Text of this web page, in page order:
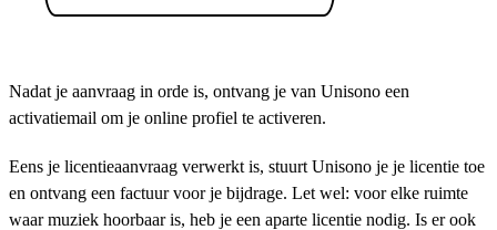
Nadat je aanvraag in orde is, ontvang je van Unisono een
activatiemail om je online profiel te activeren.
Eens je licentieaanvraag verwerkt is, stuurt Unisono je je licentie toe
en ontvang een factuur voor je bijdrage. Let wel: voor elke ruimte
waar muziek hoorbaar is, heb je een aparte licentie nodig. Is er ook